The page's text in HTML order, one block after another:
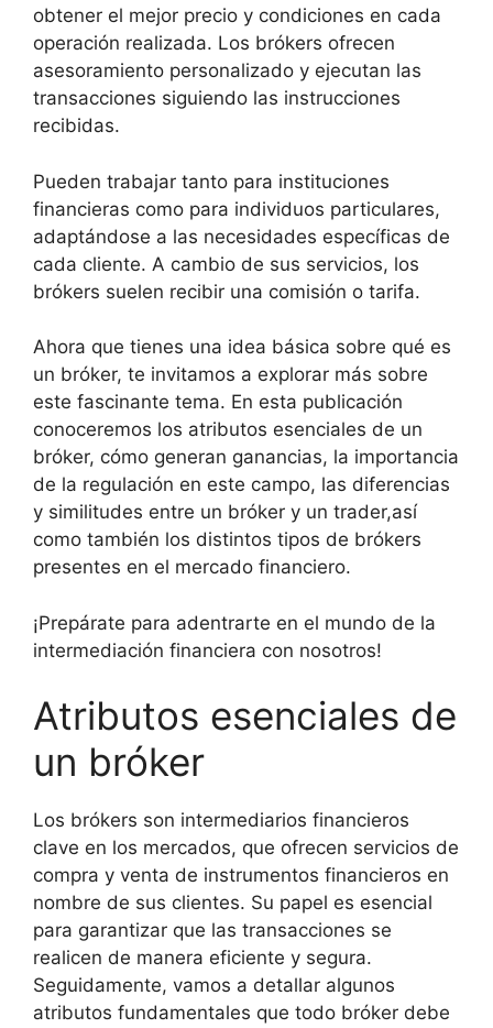
obtener el mejor precio y condiciones en cada
operación realizada. Los brókers ofrecen
asesoramiento personalizado y ejecutan las
transacciones siguiendo las instrucciones
recibidas.
Pueden trabajar tanto para instituciones
financieras como para individuos particulares,
adaptándose a las necesidades específicas de
cada cliente. A cambio de sus servicios, los
brókers suelen recibir una comisión o tarifa.
Ahora que tienes una idea básica sobre qué es
un bróker, te invitamos a explorar más sobre
este fascinante tema. En esta publicación
conoceremos los atributos esenciales de un
bróker, cómo generan ganancias, la importancia
de la regulación en este campo, las diferencias
y similitudes entre un bróker y un trader,así
como también los distintos tipos de brókers
presentes en el mercado financiero.
¡Prepárate para adentrarte en el mundo de la
intermediación financiera con nosotros!
Atributos esenciales de
un bróker
Los brókers son intermediarios financieros
clave en los mercados, que ofrecen servicios de
compra y venta de instrumentos financieros en
nombre de sus clientes. Su papel es esencial
para garantizar que las transacciones se
realicen de manera eficiente y segura.
Seguidamente, vamos a detallar algunos
atributos fundamentales que todo bróker debe